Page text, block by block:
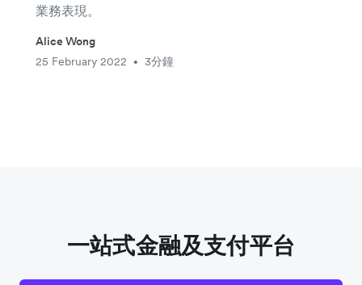
業務表現。
Alice Wong
25 February 2022
• 3分鐘
一站式金融及支付平台